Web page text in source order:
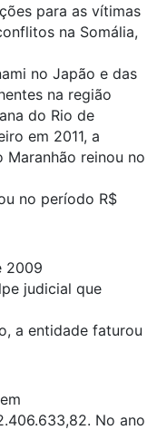
para as vítimas
na Somália,
no Japão e das
na região
do Rio de
em 2011, a
Maranhão reinou no
no período R$
2009
judicial que
a entidade faturou
No ano